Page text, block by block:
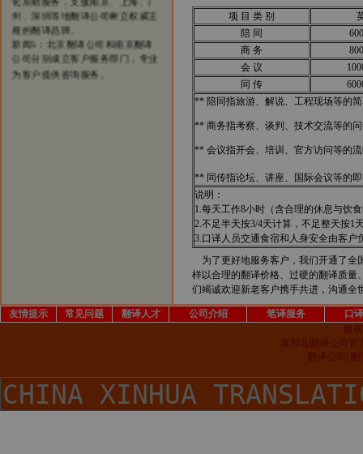
州、深圳等地翻译公司树立权威正
规的翻译品牌。
新闻5：北京翻译公司和南京翻译
公司分别成立客户服务部门，专业
为客户提供咨询服务。
项 目 类 别
陪 同
商 务
会 议
同 传
** 陪同指旅游、解说、工程现场等的
** 商务指考察、谈判、技术交流等的
** 会议指开会、培训、官方访问等的
** 同传指论坛、讲座、国际会议等的
说明：
1.每天工作8小时（含合理的休息与饮
2.不足半天按3/4天计算，不足整天按1
3.口译人员交通食宿和人身安全由客户
为了更好地服务客户，我们开通了全
样以合理的翻译价格、过硬的翻译质量
们竭诚欢迎新老客户携手共进，沟通全
友情提示 常见问题 翻译人才 公司介绍 笔译服务
口
版
泰和县翻译公司官
翻译公司| |